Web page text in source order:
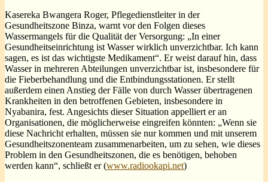
Kasereka Bwangera Roger, Pflegedienstleiter in der
Gesundheitszone Binza, warnt vor den Folgen dieses
Wassermangels für die Qualität der Versorgung: „In einer
Gesundheitseinrichtung ist Wasser wirklich unverzichtbar. Ich kann
sagen, es ist das wichtigste Medikament“. Er weist darauf hin, dass
Wasser in mehreren Abteilungen unverzichtbar ist, insbesondere für
die Fieberbehandlung und die Entbindungsstationen. Er stellt
außerdem einen Anstieg der Fälle von durch Wasser übertragenen
Krankheiten in den betroffenen Gebieten, insbesondere in
Nyabanira, fest. Angesichts dieser Situation appelliert er an
Organisationen, die möglicherweise eingreifen könnten: „Wenn sie
diese Nachricht erhalten, müssen sie nur kommen und mit unserem
Gesundheitszonenteam zusammenarbeiten, um zu sehen, wie dieses
Problem in den Gesundheitszonen, die es benötigen, behoben
werden kann“, schließt er (www.radiookapi.net)